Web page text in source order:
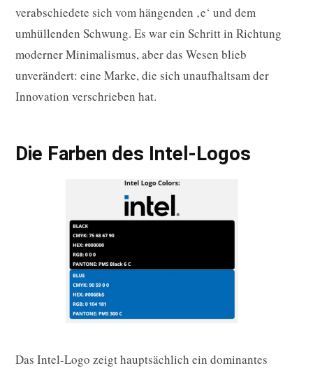
verabschiedete sich vom hängenden ‚e‘ und dem
umhüllenden Schwung. Es war ein Schritt in Richtung
moderner Minimalismus, aber das Wesen blieb
unverändert: eine Marke, die sich unaufhaltsam der
Innovation verschrieben hat.
Die Farben des Intel-Logos
Das Intel-Logo zeigt hauptsächlich ein dominantes